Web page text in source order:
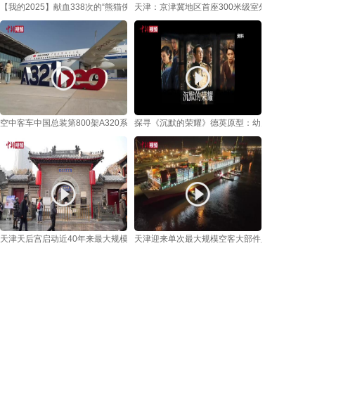
【我的2025】献血338次的“熊猫侠”荣休：盼热血“英雄联盟”壮大天津：京津冀地区首座300米级室外高空观景平台对外开放
空中客车中国总装第800架A320系列飞机在天津交付探寻《沉默的荣耀》德英原型：幼儿头部中弹 一家三口携密
天津天后宫启动近40年来最大规模神像修复天津迎来单次最大规模空客大部件入境